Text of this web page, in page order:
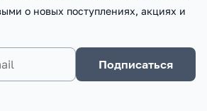
о новых поступлениях, акциях и
Подписаться